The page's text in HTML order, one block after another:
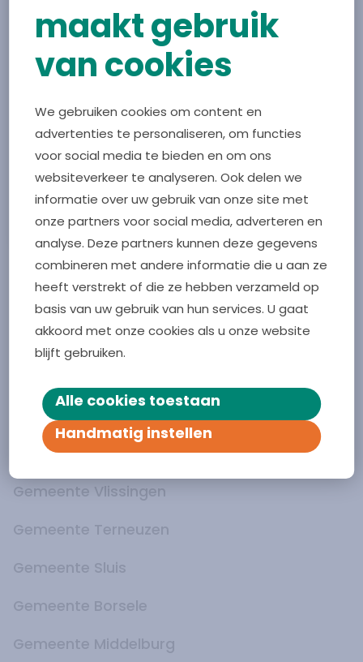
maakt gebruik
van cookies
We gebruiken cookies om content en
advertenties te personaliseren, om functies
voor social media te bieden en om ons
websiteverkeer te analyseren. Ook delen we
informatie over uw gebruik van onze site met
onze partners voor social media, adverteren en
analyse. Deze partners kunnen deze gegevens
combineren met andere informatie die u aan ze
heeft verstrekt of die ze hebben verzameld op
basis van uw gebruik van hun services. U gaat
akkoord met onze cookies als u onze website
blijft gebruiken.
Handmatig instellen
Alle cookies toestaan
Ben jij werkzaam in het medisch- of sociaal
Ga dan in gesprek met andere Kerngezond-
professionals in jouw gemeente. Is jouw
werkgebied nog geen Kerngezond-
gemeente?
Neem dan contact met ons op
Gemeente Hulst
Gemeente Vlissingen
Gemeente Terneuzen
Gemeente Sluis
Gemeente Borsele
Gemeente Middelburg